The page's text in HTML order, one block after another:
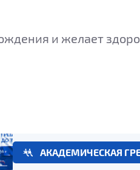
и желает
АКАДЕМИЧЕСКАЯ